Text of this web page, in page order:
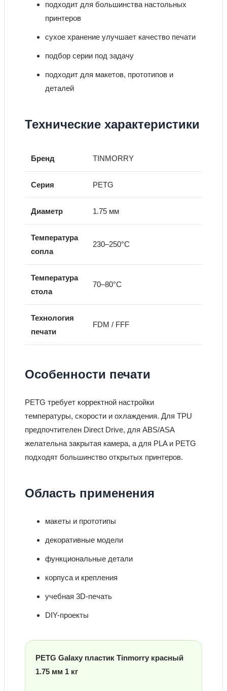
подходит для большинства настольных
принтеров
сухое хранение улучшает качество печати
подбор серии под задачу
подходит для макетов, прототипов и
деталей
Технические характеристики
Бренд TINMORRY
Серия PETG
Диаметр 1.75 мм
Температура
сопла
230–250°C
Температура
стола
70–80°C
Технология
печати
FDM / FFF
Особенности печати
PETG требует корректной настройки
температуры, скорости и охлаждения. Для TPU
предпочтителен Direct Drive, для ABS/ASA
желательна закрытая камера, а для PLA и PETG
подходят большинство открытых принтеров.
Область применения
макеты и прототипы
декоративные модели
функциональные детали
корпуса и крепления
учебная 3D-печать
DIY-проекты
PETG Galaxy пластик Tinmorry красный
1.75 мм 1 кг